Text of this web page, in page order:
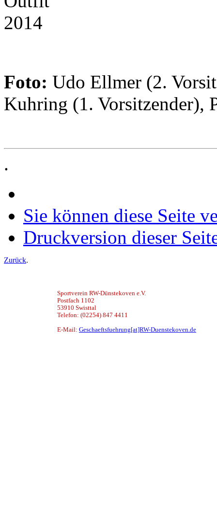
Foto: Udo Ellmer (2.
Kuhring (1. Vorsitzender),
.
Sie können diese Seite
Druckversion dieser
Zurück.
Sportverein RW-Dünstekoven e.V.
Postfach 1102
53910 Swisttal
Telefon: (02254) 847 4411
E-Mail: Geschaeftsfuehrung[at]RW-Duenstekoven.de